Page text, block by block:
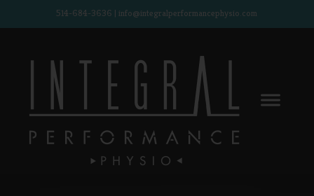
514-684-3636 | info@integralperformancephysio.com